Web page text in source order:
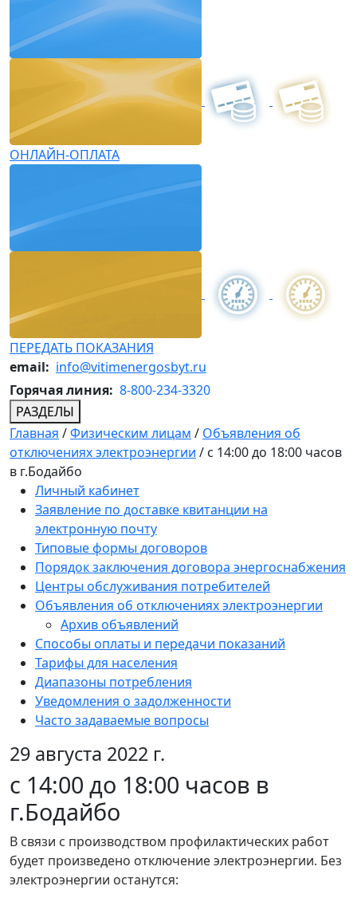
ОНЛАЙН-ОПЛАТА
ПЕРЕДАТЬ ПОКАЗАНИЯ
email: info@vitimenergosbyt.ru
Горячая линия: 8-800-234-3320
РАЗДЕЛЫ
Главная /Физическим лицам / Объявления об
отключениях электроэнергии / с 14:00 до 18:00 часов
в г.Бодайбо
Личный кабинет
Заявление по доставке квитанции на
электронную почту
Типовые формы договоров
Порядок заключения договора энергоснабжения
Центры обслуживания потребителей
Объявления об отключениях электроэнергии
Архив объявлений
Способы оплаты и передачи показаний
Тарифы для населения
Диапазоны потребления
Уведомления о задолженности
Часто задаваемые вопросы
29 августа 2022 г.
с 14:00 до 18:00 часов в
г.Бодайбо
В связи с производством профилактических работ
будет произведено отключение электроэнергии. Без
электроэнергии останутся: